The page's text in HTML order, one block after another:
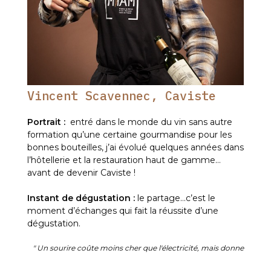
Vincent Scavennec, Caviste
Portrait : entré dans le monde du vin sans autre
formation qu’une certaine gourmandise pour les
bonnes bouteilles, j’ai évolué quelques années dans
l’hôtellerie et la restauration haut de gamme…
avant de devenir Caviste !
Instant de dégustation : le partage…c’est le
moment d’échanges qui fait la réussite d’une
dégustation.
" Un sourire coûte moins cher que l'électricité, mais donne